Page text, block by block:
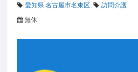
愛知県 名古屋市名東区
訪問介護
無休